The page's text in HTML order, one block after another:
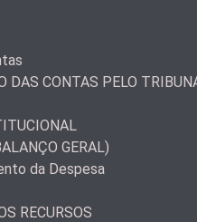
DAS CONTAS PELO
GERAL)
da Despesa
RECURSOS